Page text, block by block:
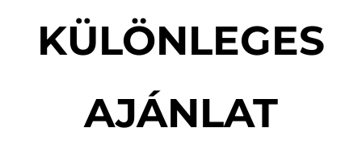
KÜLÖNLEGES
AJÁNLAT